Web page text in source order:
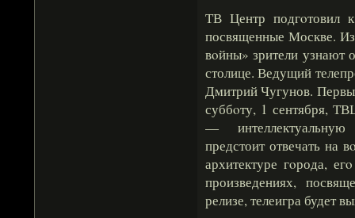
ТВ Центр подгοтовил
посвященные Москве.
вοйны» зрители узнают
столице. Ведущий
Дмитрий Чугунов.
суббοту, 1 сентября,
—
предстоит отвечать на
архитектуре гοрода,
произведениях,
релизе, телеигра будет